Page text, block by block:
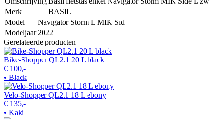
Merk
BASIL
Model
Navigator Storm L MIK Sid
Modeljaar 2022
Gerelateerde producten
Bike-Shopper QL2.1 20 L black
€ 100,-
• Black
Velo-Shopper QL2.1 18 L ebony
€ 135,-
• Kaki